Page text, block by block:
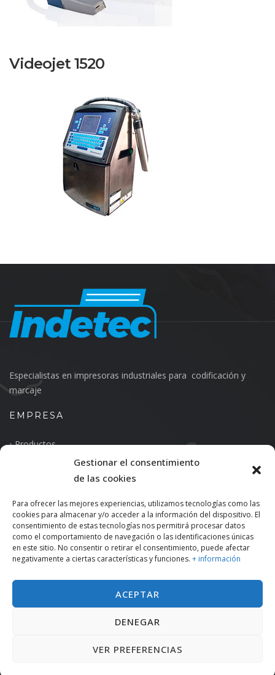
Gestionar el consentimiento
de las cookies
Para ofrecer las mejores experiencias, utilizamos tecnologías como las
cookies para almacenar y/o acceder a la información del dispositivo. El
consentimiento de estas tecnologías nos permitirá procesar datos
como el comportamiento de navegación o las identificaciones únicas
en este sitio. No consentir o retirar el consentimiento, puede afectar
negativamente a ciertas características y funciones. + información
ACEPTAR
DENEGAR
VER PREFERENCIAS
Videojet 1520
Especialistas en impresoras industriales para codificación y
marcaje
EMPRESA
Productos
Quiénes somos
Política de Privacidad
CONTACTO
Avenida de Mendavia 11, Pabellón Nº 16
26009 Logroño ( La Rioja )
España
+34 941743964
info@indetecmarcaje.com
© Copyright 2019 Indetec. Desarrollado con